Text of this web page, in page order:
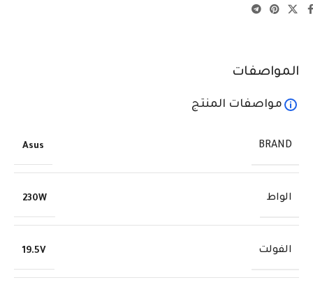
المواصفات
مواصفات المنتج
BRAND
Asus
الواط 230W
الفولت 19.5V